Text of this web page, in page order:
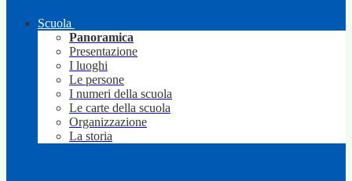
Scuola
Panoramica
Presentazione
I luoghi
Le persone
I numeri della scuola
Le carte della scuola
Organizzazione
La storia